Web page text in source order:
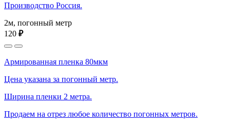
Производство Россия.
2м, погонный метр
120 ₽
Армированная пленка 80мкм
Цена указана за погонный метр.
Ширина пленки 2 метра.
Продаем на отрез любое количество погонных метров.